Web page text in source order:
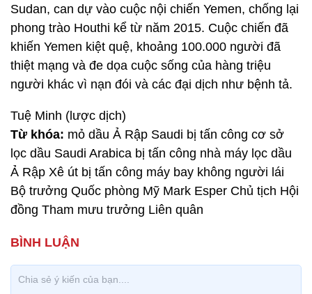
Sudan, can dự vào cuộc nội chiến Yemen, chống lại
phong trào Houthi kể từ năm 2015. Cuộc chiến đã
khiến Yemen kiệt quệ, khoảng 100.000 người đã
thiệt mạng và đe dọa cuộc sống của hàng triệu
người khác vì nạn đói và các đại dịch như bệnh tả.
Tuệ Minh (lược dịch)
Từ khóa: mỏ dầu Ả Rập Saudi bị tấn công cơ sở
lọc dầu Saudi Arabica bị tấn công nhà máy lọc dầu
Ả Rập Xê út bị tấn công máy bay không người lái
Bộ trưởng Quốc phòng Mỹ Mark Esper Chủ tịch Hội
đồng Tham mưu trưởng Liên quân